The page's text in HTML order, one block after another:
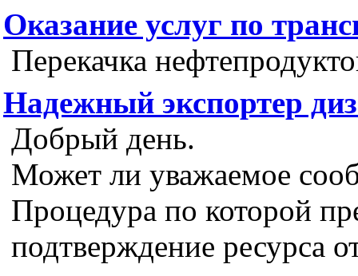
Оказание услуг по
Перекачка
Надежный экспортер
Добрый день.
Может ли уважаемое
Процедура по которой
подтверждение ресурса